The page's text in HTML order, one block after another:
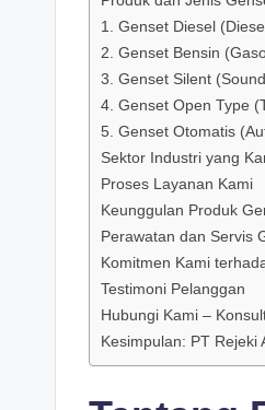
1. Genset Diesel
2. Genset Bensin
3. Genset Silent
4. Genset Open Type
5. Genset Otomatis
Sektor Industri yang
Proses Layanan Kami
Keunggulan Produk
Perawatan dan Servis
Komitmen Kami
Testimoni Pelanggan
Hubungi Kami –
Kesimpulan: PT Rejeki